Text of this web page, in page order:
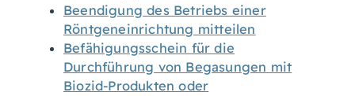
Beendigung des Betriebs einer
Röntgeneinrichtung mitteilen
Befähigungsschein für die
Durchführung von Begasungen mit
Biozid-Produkten oder